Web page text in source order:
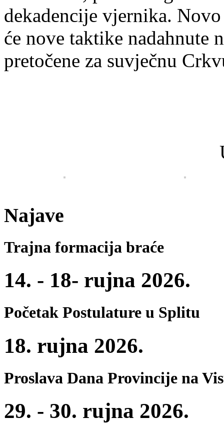
dekadencije vjernika.
će nove taktike nadahnute
pretočene za suvječnu
Najave
Trajna formacija braće
14. - 18- rujna 2026.
Početak Postulature u Splitu
18. rujna 2026.
Proslava Dana Provincije na
29. - 30. rujna 2026.